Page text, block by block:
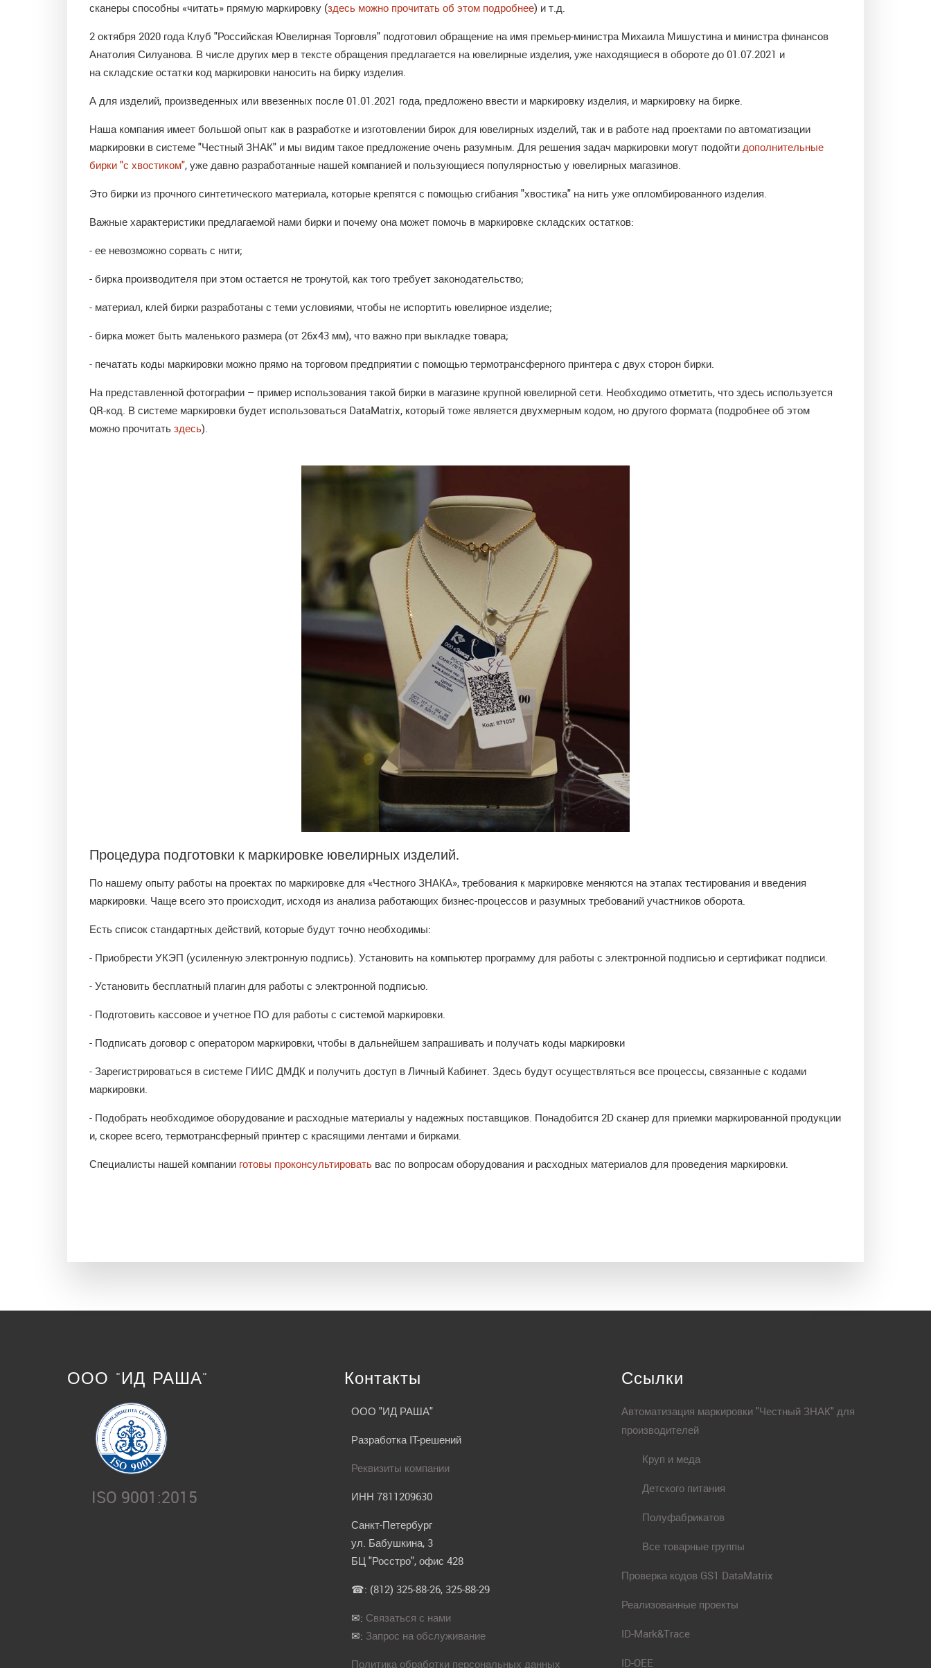
сканеры способны «читать» прямую маркировку (здесь можно прочитать об этом подробнее) и т.д.
2 октября 2020 года Клуб "Российская Ювелирная Торговля" подготовил обращение на имя премьер-министра Михаила Мишустина и министра финансов
Анатолия Силуанова. В числе других мер в тексте обращения предлагается на ювелирные изделия, уже находящиеся в обороте до 01.07.2021 и
на складские остатки код маркировки наносить на бирку изделия.
А для изделий, произведенных или ввезенных после 01.01.2021 года, предложено ввести и маркировку изделия, и маркировку на бирке.
Наша компания имеет большой опыт как в разработке и изготовлении бирок для ювелирных изделий, так и в работе над проектами по автоматизации
маркировки в системе "Честный ЗНАК" и мы видим такое предложение очень разумным. Для решения задач маркировки могут подойти дополнительные
бирки "с хвостиком", уже давно разработанные нашей компанией и пользующиеся популярностью у ювелирных магазинов.
Это бирки из прочного синтетического материала, которые крепятся с помощью сгибания "хвостика" на нить уже опломбированного изделия.
Важные характеристики предлагаемой нами бирки и почему она может помочь в маркировке складских остатков:
- ее невозможно сорвать с нити;
- бирка производителя при этом остается не тронутой, как того требует законодательство;
- материал, клей бирки разработаны с теми условиями, чтобы не испортить ювелирное изделие;
- бирка может быть маленького размера (от 26x43 мм), что важно при выкладке товара;
- печатать коды маркировки можно прямо на торговом предприятии с помощью термотрансферного принтера с двух сторон бирки.
На представленной фотографии – пример использования такой бирки в магазине крупной ювелирной сети. Необходимо отметить, что здесь используется
QR-код. В системе маркировки будет использоваться DataMatrix, который тоже является двухмерным кодом, но другого формата (подробнее об этом
можно прочитать здесь).
Процедура подготовки к маркировке ювелирных изделий.
По нашему опыту работы на проектах по маркировке для «Честного ЗНАКА», требования к маркировке меняются на этапах тестирования и введения
маркировки. Чаще всего это происходит, исходя из анализа работающих бизнес-процессов и разумных требований участников оборота.
Есть список стандартных действий, которые будут точно необходимы:
- Приобрести УКЭП (усиленную электронную подпись). Установить на компьютер программу для работы с электронной подписью и сертификат подписи.
- Установить бесплатный плагин для работы с электронной подписью.
- Подготовить кассовое и учетное ПО для работы с системой маркировки.
- Подписать договор с оператором маркировки, чтобы в дальнейшем запрашивать и получать коды маркировки
- Зарегистрироваться в системе ГИИС ДМДК и получить доступ в Личный Кабинет. Здесь будут осуществляться все процессы, связанные с кодами
маркировки.
- Подобрать необходимое оборудование и расходные материалы у надежных поставщиков. Понадобится 2D сканер для приемки маркированной продукции
и, скорее всего, термотрансферный принтер с красящими лентами и бирками.
Специалисты нашей компании готовы проконсультировать вас по вопросам оборудования и расходных материалов для проведения маркировки.
ООО "ИД РАША"
ISO 9001:2015
Контакты
ООО "ИД РАША"
Разработка IT-решений
Реквизиты компании
ИНН 7811209630
Санкт-Петербург
ул. Бабушкина, 3
БЦ "Росстро", офис 428
☎: (812) 325-88-26, 325-88-29
✉: Связаться с нами
✉: Запрос на обслуживание
Политика обработки персональных данных
Ссылки
Автоматизация маркировки "Честный ЗНАК" для
производителей
Круп и меда
Детского питания
Полуфабрикатов
Все товарные группы
Проверка кодов GS1 DataMatrix
Реализованные проекты
ID-Mark&Trace
ID-OEE